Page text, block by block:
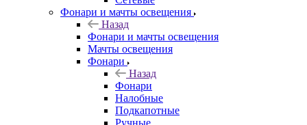
Фонари и мачты освещения
Назад
Фонари и мачты освещения
Мачты освещения
Фонари
Назад
Фонари
Налобные
Подкапотные
Ручные